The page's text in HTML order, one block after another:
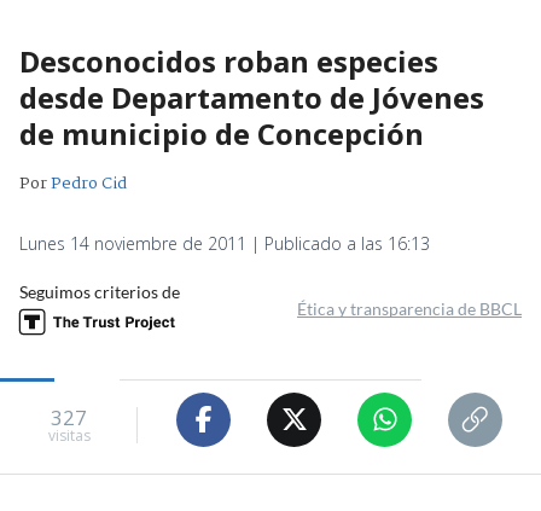
Desconocidos roban especies
desde Departamento de Jóvenes
de municipio de Concepción
PorPedro Cid
Lunes 14 noviembre de 2011 | Publicado a las 16:13
Seguimos criterios de
Ética y transparencia de BBCL
327
visitas